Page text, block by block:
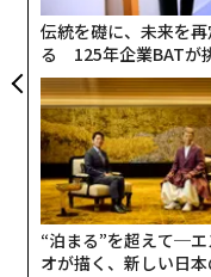
伝統を礎に、未来を
る 125年企業BATが
モークレスな未来
“泊まる”を超えて─エ
オが描く、新しい日